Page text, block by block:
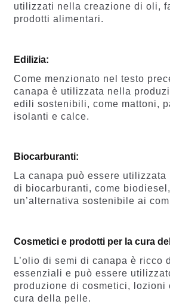
utilizzati nella creazione di oli,
prodotti alimentari.
Edilizia:
Come menzionato nel testo
canapa è utilizzata nella
edili sostenibili, come mattoni,
isolanti e calce.
Biocarburanti:
La canapa può essere
di biocarburanti, come
un’alternativa sostenibile ai
Cosmetici e prodotti per la cura
L’olio di semi di canapa è ricco
essenziali e può essere
produzione di cosmetici, lozioni
cura della pelle.